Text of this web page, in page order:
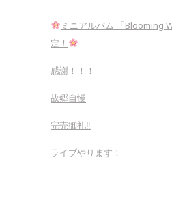
ミニアルバム 「Blooming
定！
感謝！！！
故郷自慢
完売御礼‼︎
ライブやります！